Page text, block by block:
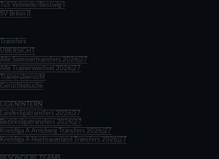
TuS Velmede/Bestwig I
SV Brilon II
Transfers
ÜBERSICHT
Alle Sommertransfers 2026|27
Alle Trainerwechsel 2026|27
Trainerübersicht
Gerüchteküche
LIGENINTERN
Landesligatransfers 2026|27
Bezirksligatransfers 2026|27
Kreisliga A Arnsberg Transfers 2026|27
Kreisliga A Hochsauerland Transfers 2026|27